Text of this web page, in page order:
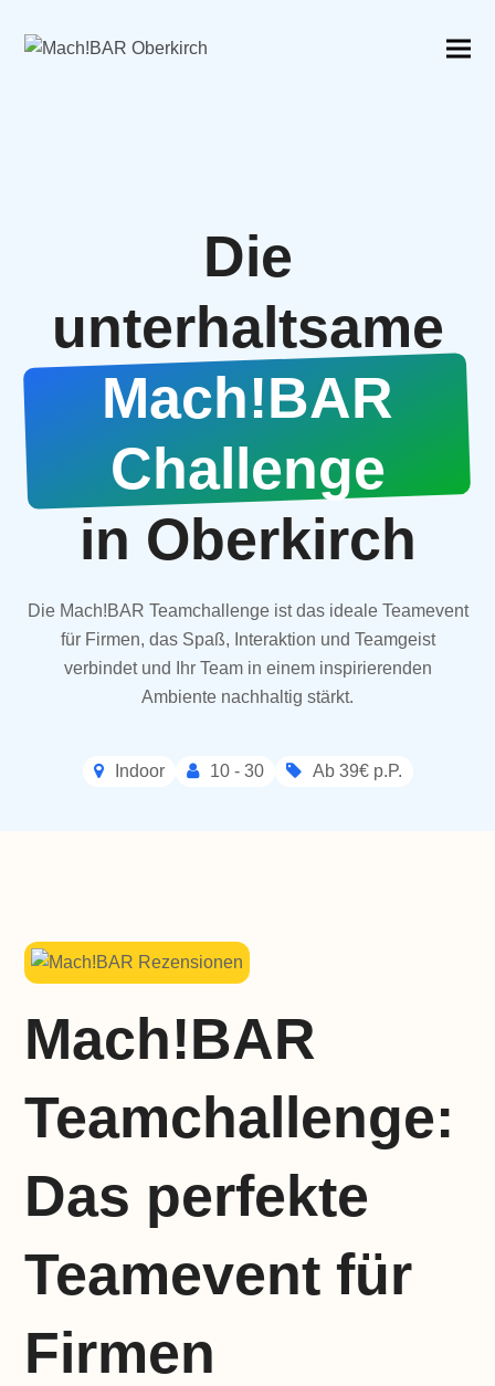
Die
unterhaltsame
Mach!BAR
Challenge
in Oberkirch
Die Mach!BAR Teamchallenge ist das ideale Teamevent
für Firmen, das Spaß, Interaktion und Teamgeist
verbindet und Ihr Team in einem inspirierenden
Ambiente nachhaltig stärkt.
Indoor 10 - 30 Ab 39€ p.P.
Mach!BAR
Teamchallenge:
Das perfekte
Teamevent für
Firmen